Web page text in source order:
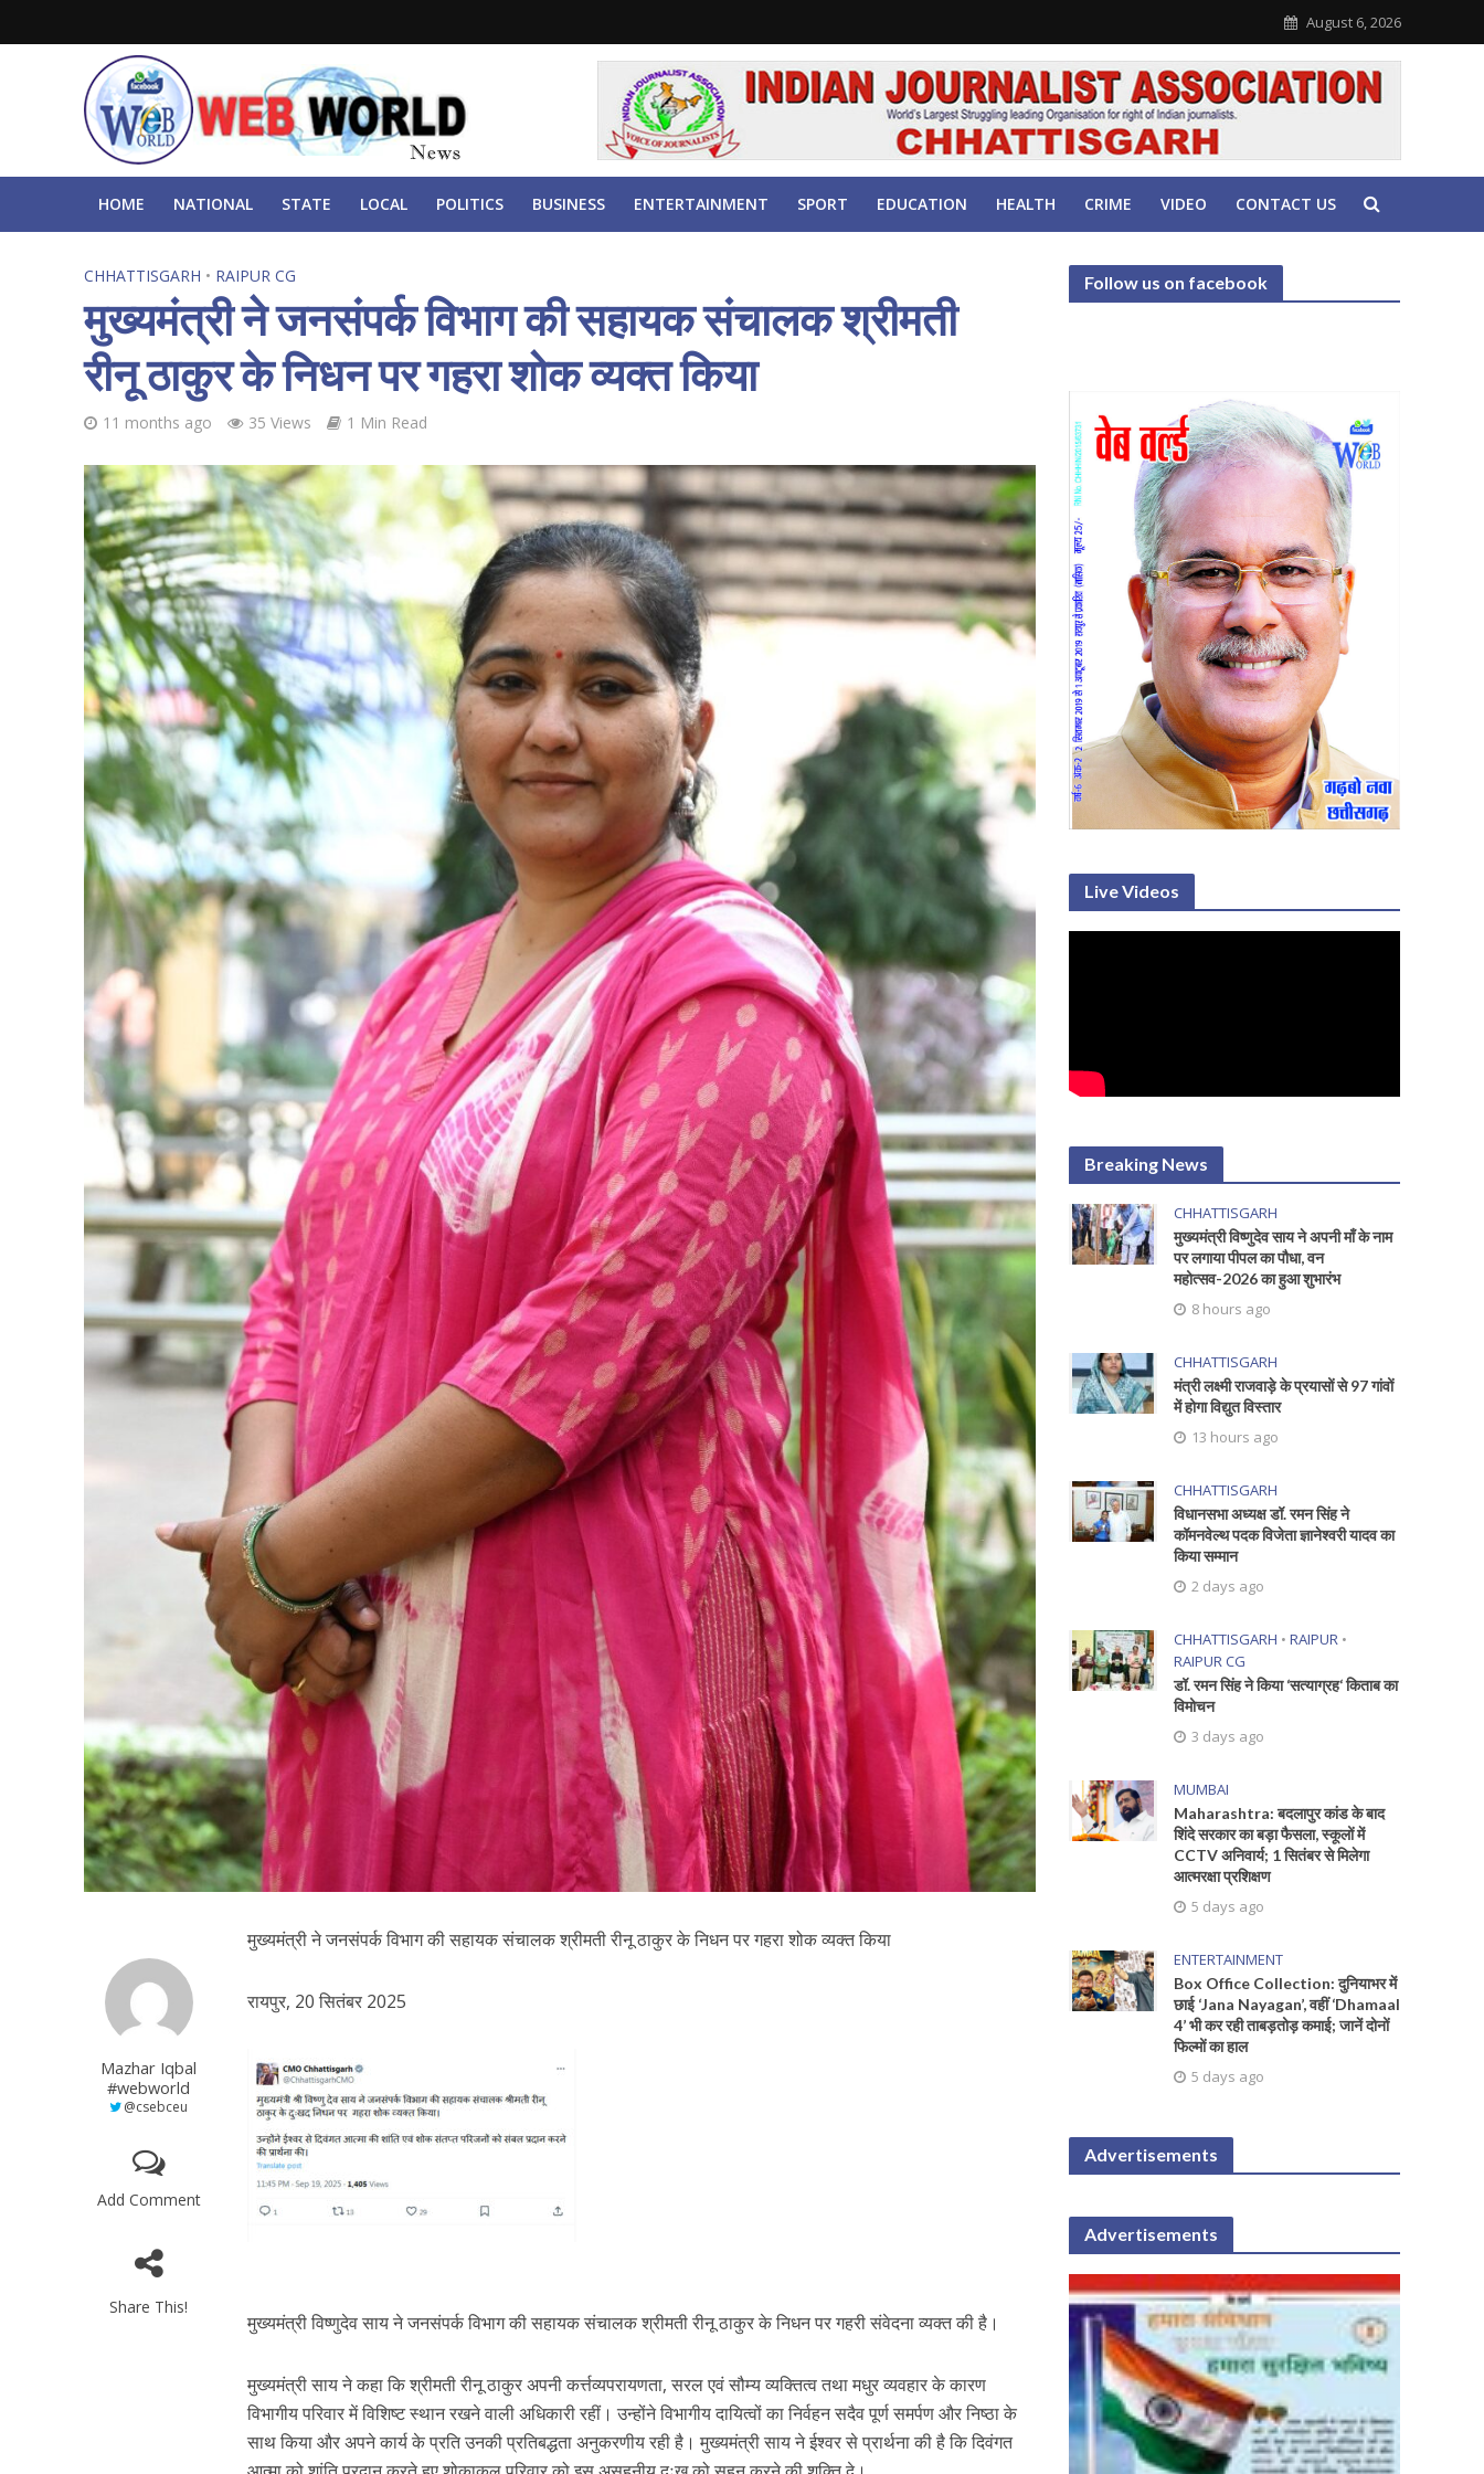
August 6, 2026
HOME NATIONAL STATE LOCAL POLITICS BUSINESS ENTERTAINMENT SPORT EDUCATION HEALTH CRIME VIDEO CONTACT US
CHHATTISGARH • RAIPUR CG
मुख्यमंत्री ने जनसंपर्क विभाग की सहायक संचालक श्रीमती
रीनू ठाकुर के निधन पर गहरा शोक व्यक्त किया
11 months ago 35 Views 1 Min Read
Mazhar Iqbal
#webworld
@csebceu
Add Comment
Share This!
मुख्यमंत्री ने जनसंपर्क विभाग की सहायक संचालक श्रीमती रीनू ठाकुर के निधन पर गहरा शोक व्यक्त किया
रायपुर, 20 सितंबर 2025
मुख्यमंत्री विष्णुदेव साय ने जनसंपर्क विभाग की सहायक संचालक श्रीमती रीनू ठाकुर के निधन पर गहरी संवेदना व्यक्त की है।
मुख्यमंत्री साय ने कहा कि श्रीमती रीनू ठाकुर अपनी कर्त्तव्यपरायणता, सरल एवं सौम्य व्यक्तित्व तथा मधुर व्यवहार के कारण
विभागीय परिवार में विशिष्ट स्थान रखने वाली अधिकारी रहीं। उन्होंने विभागीय दायित्वों का निर्वहन सदैव पूर्ण समर्पण और निष्ठा के
साथ किया और अपने कार्य के प्रति उनकी प्रतिबद्धता अनुकरणीय रही है। मुख्यमंत्री साय ने ईश्वर से प्रार्थना की है कि दिवंगत
Follow us on facebook
Live Videos
Breaking News
CHHATTISGARH
मुख्यमंत्री विष्णुदेव साय ने अपनी माँ के नाम
पर लगाया पीपल का पौधा, वन
महोत्सव-2026 का हुआ शुभारंभ
8 hours ago
CHHATTISGARH
मंत्री लक्ष्मी राजवाड़े के प्रयासों से 97 गांवों
में होगा विद्युत विस्तार
13 hours ago
CHHATTISGARH
विधानसभा अध्यक्ष डॉ. रमन सिंह ने
कॉमनवेल्थ पदक विजेता ज्ञानेश्वरी यादव का
किया सम्मान
2 days ago
CHHATTISGARH • RAIPUR •
RAIPUR CG
डॉ. रमन सिंह ने किया ‘सत्याग्रह‘ किताब का
विमोचन
3 days ago
MUMBAI
Maharashtra: बदलापुर कांड के बाद
शिंदे सरकार का बड़ा फैसला, स्कूलों में
CCTV अनिवार्य; 1 सितंबर से मिलेगा
आत्मरक्षा प्रशिक्षण
5 days ago
ENTERTAINMENT
Box Office Collection: दुनियाभर में
छाई ‘Jana Nayagan’, वहीं ‘Dhamaal
4’ भी कर रही ताबड़तोड़ कमाई; जानें दोनों
फिल्मों का हाल
5 days ago
Advertisements
Advertisements